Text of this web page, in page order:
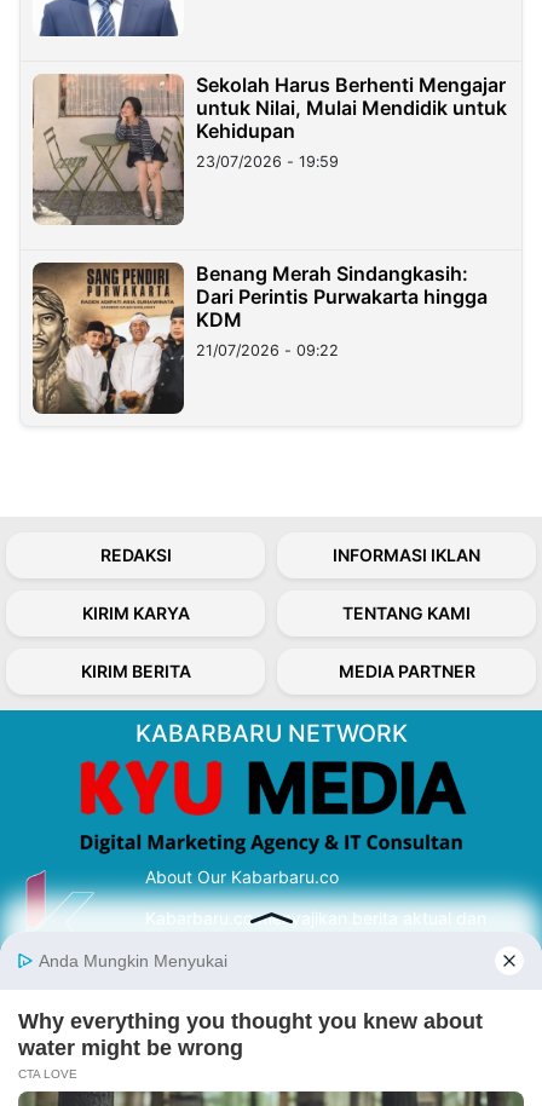
Sekolah Harus Berhenti Mengajar
untuk Nilai, Mulai Mendidik untuk
Kehidupan
23/07/2026 - 19:59
Benang Merah Sindangkasih:
Dari Perintis Purwakarta hingga
KDM
21/07/2026 - 09:22
REDAKSI INFORMASI IKLAN
KIRIM KARYA TENTANG KAMI
KIRIM BERITA MEDIA PARTNER
KABARBARU NETWORK
About Our Kabarbaru.co
Kabarbaru.co menyajikan berita aktual dan
serta terverifikasi dari sumber yang tepat.
Follow Kabarbaru